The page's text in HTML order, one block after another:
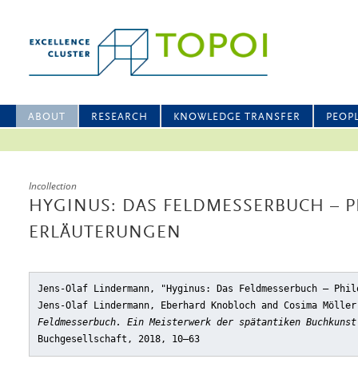
ABOUT RESEARCH KNOWLEDGE TRANSFER
Incollection
HYGINUS: DAS FELDMESSERBUCH –
ERLÄUTERUNGEN
Jens-Olaf Lindermann, "Hyginus: Das Feldmesserbuch –
Jens-Olaf Lindermann, Eberhard Knobloch and Cosima
Feldmesserbuch. Ein Meisterwerk der spätantiken Buchkunst
Buchgesellschaft, 2018, 10–63